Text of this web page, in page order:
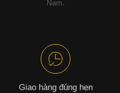
Nam.
Giao hàng đúng hẹn